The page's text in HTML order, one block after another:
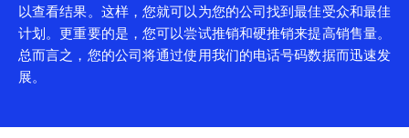
以查看结果。这样，您就可以为您的公司找到最佳受众和最佳
计划。更重要的是，您可以尝试推销和硬推销来提高销售量。
总而言之，您的公司将通过使用我们的电话号码数据而迅速发
展。